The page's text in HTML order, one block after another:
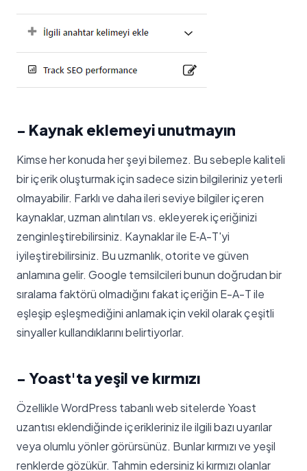
- Kaynak eklemeyi unutmayın
Kimse her konuda her şeyi bilemez. Bu sebeple kaliteli
bir içerik oluşturmak için sadece sizin bilgileriniz yeterli
olmayabilir. Farklı ve daha ileri seviye bilgiler içeren
kaynaklar, uzman alıntıları vs. ekleyerek içeriğinizi
zenginleştirebilirsiniz. Kaynaklar ile E‑A-T'yi
iyileştirebilirsiniz. Bu uzmanlık, otorite ve güven
anlamına gelir. Google temsilcileri bunun doğrudan bir
sıralama faktörü olmadığını fakat içeriğin E-A-T ile
eşleşip eşleşmediğini anlamak için vekil olarak çeşitli
sinyaller kullandıklarını belirtiyorlar.
- Yoast'ta yeşil ve kırmızı
Özellikle WordPress tabanlı web sitelerde Yoast
uzantısı eklendiğinde içerikleriniz ile ilgili bazı uyarılar
veya olumlu yönler görürsünüz. Bunlar kırmızı ve yeşil
renklerde gözükür. Tahmin edersiniz ki kırmızı olanlar